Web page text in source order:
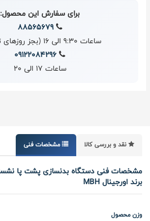
برای سفارش این محصول:
88565679
ساعات 9:30 الی 16 (بجز روزهای تعطیل)
09122084296
ساعات 17 الی 20
نقد و بررسی کالا مشخصات فنی
برند اورجینال MBH
وزن محصول